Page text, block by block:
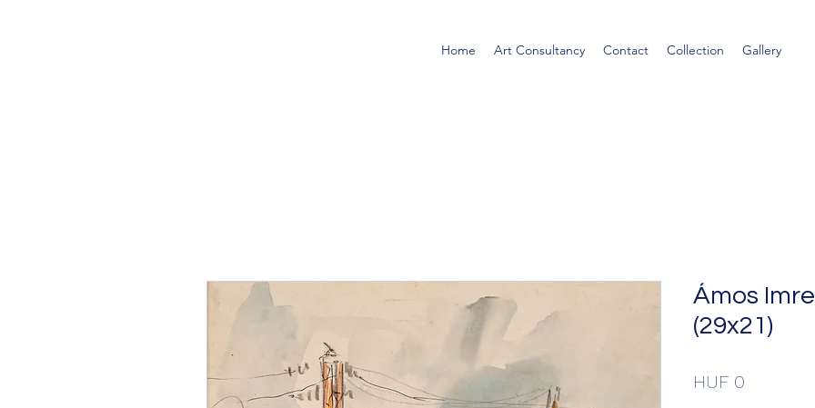
Home Art Consultancy Contact Collection Gallery
Ámos
(29x21)
HUF 0